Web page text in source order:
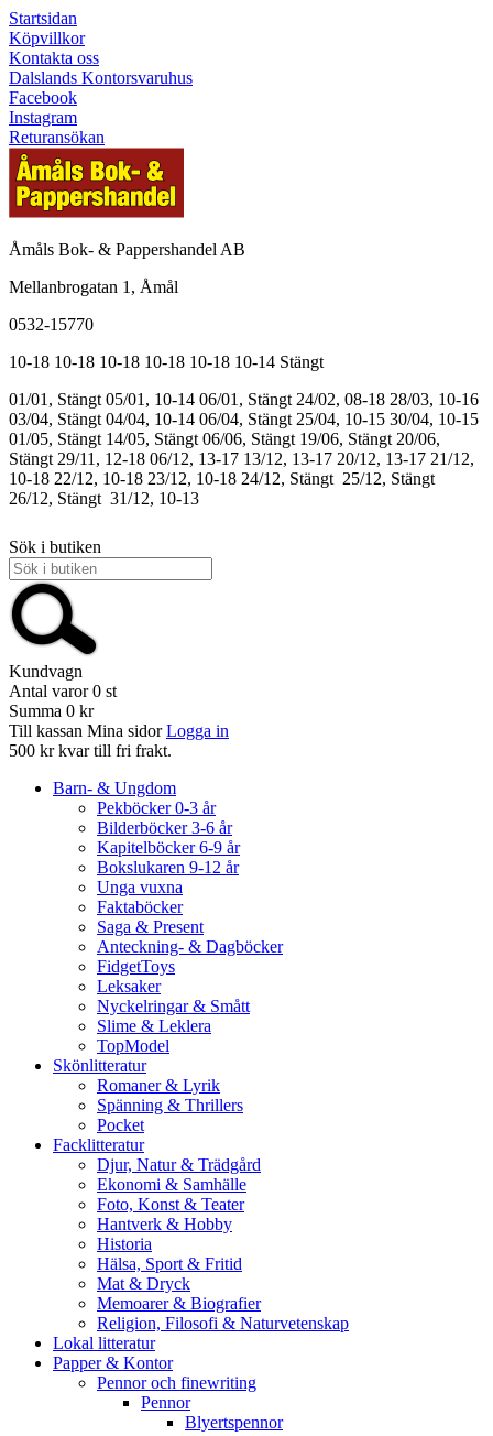
Startsidan
Köpvillkor
Kontakta oss
Dalslands Kontorsvaruhus
Facebook
Instagram
Returansökan
Åmåls Bok- & Pappershandel AB
Mellanbrogatan 1, Åmål
0532-15770
10-18 10-18 10-18 10-18 10-18 10-14 Stängt
01/01, Stängt 05/01, 10-14 06/01, Stängt 24/02, 08-18 28/03, 10-16
03/04, Stängt 04/04, 10-14 06/04, Stängt 25/04, 10-15 30/04, 10-15
01/05, Stängt 14/05, Stängt 06/06, Stängt 19/06, Stängt 20/06,
Stängt 29/11, 12-18 06/12, 13-17 13/12, 13-17 20/12, 13-17 21/12,
10-18 22/12, 10-18 23/12, 10-18 24/12, Stängt 25/12, Stängt
26/12, Stängt 31/12, 10-13
Sök i butiken
Kundvagn
Antal varor 0 st
Summa 0 kr
Till kassan Mina sidor Logga in
500 kr kvar till fri frakt.
Barn- & Ungdom
Pekböcker 0-3 år
Bilderböcker 3-6 år
Kapitelböcker 6-9 år
Bokslukaren 9-12 år
Unga vuxna
Faktaböcker
Saga & Present
Anteckning- & Dagböcker
FidgetToys
Leksaker
Nyckelringar & Smått
Slime & Leklera
TopModel
Skönlitteratur
Romaner & Lyrik
Spänning & Thrillers
Pocket
Facklitteratur
Djur, Natur & Trädgård
Ekonomi & Samhälle
Foto, Konst & Teater
Hantverk & Hobby
Historia
Hälsa, Sport & Fritid
Mat & Dryck
Memoarer & Biografier
Religion, Filosofi & Naturvetenskap
Lokal litteratur
Papper & Kontor
Pennor och finewriting
Pennor
Blyertspennor